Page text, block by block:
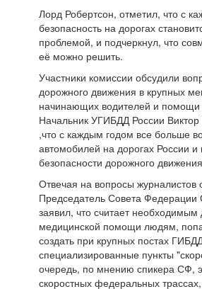
Лорд Робертсон, отметил, что с
безопасность на дорогах
проблемой, и подчеркнул, что
её можно решить.
Участники комиссии обсудили
дорожного движения в крупных
начинающих водителей и
Начальник УГИБДД России
,что с каждым годом все больше
автомобилей на дорогах России
безопасности дорожного
Отвечая на вопросы журналистов
Председатель Совета
заявил, что считает
медицинской помощи людям,
создать при крупных постах
специализированные пункты
очередь, по мнению спикера СФ,
скоростных федеральных